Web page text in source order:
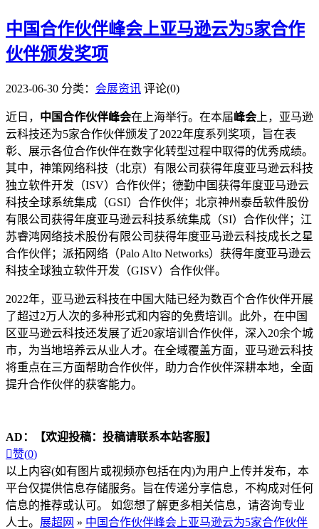
中国合作伙伴峰会上亚马逊云为5家合作
伙伴颁发奖项
2023-06-30 分类： 会展资讯 评论(0)
近日， 中国合作伙伴峰会在上海举行。在本届峰会 上，亚马逊
云科技还为5家合作伙伴颁发了2022年度系列奖项，旨在表
彰、展示各位合作伙伴在数字化转型过程中取得的优秀成绩。
其中，神策网络科技（北京）有限公司获得年度亚马逊云科技
独立软件开发（ISV）合作伙伴；德勤中国获得年度亚马逊云
科技全球系统集成（GSI）合作伙伴；北京神州泰岳软件股份
有限公司获得年度亚马逊云科技系统集成（SI）合作伙伴；江
苏睿鸿网络技术股份有限公司获得年度亚马逊云科技成长之星
合作伙伴；派拓网络（Palo Alto Networks）获得年度亚马逊云
科技全球独立软件开发（GISV）合作伙伴。
2022年，亚马逊云科技在中国大陆已经为数百个合作伙伴开展
了超过2万人次的多种形式和内容的免费培训。此外，在中国
区亚马逊云科技还发展了近20家培训合作伙伴，深入20余个城
市，为当地培养云从业人才。在全域覆盖方面，亚马逊云科技
将重点在三方面帮助合作伙伴，助力合作伙伴深耕本地，全面
提升合作伙伴的获客能力。
AD：
【欢迎投稿：投稿请联系本站客服】
赞(0)
以上内容(如有图片或视频亦包括在内)为用户上传并发布，本
平台仅提供信息存储服务。旨在传递分享信息，不构成对任何
信息的推荐或认可。 如您想了解更多相关信息，请咨询专业
人士。 展超网 » 中国合作伙伴峰会上亚马逊云为5家合作伙伴